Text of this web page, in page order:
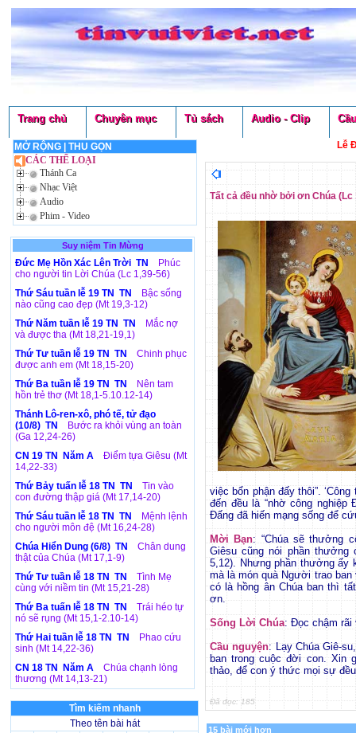
Trang chủ Chuyên mục Tủ sách Audio - Clip
MỞ RỘNG| THU GỌN
CÁC THỂ LOẠI
Thánh Ca
Nhạc Việt
Audio
Phim - Video
Suy niệm Tin Mừng
Đức Mẹ Hồn Xác Lên Trời TN
Phúc
cho người tin Lời Chúa (Lc 1,39-56)
Thứ Sáu tuần lễ 19 TN TN
Bậc sống
nào cũng cao đẹp (Mt 19,3-12)
Thứ Năm tuần lễ 19 TN TN
Mắc nợ
và được tha (Mt 18,21-19,1)
Thứ Tư tuần lễ 19 TN TN
Chinh phục
được anh em (Mt 18,15-20)
Thứ Ba tuần lễ 19 TN TN
Nên tam
hồn trẻ thơ (Mt 18,1-5.10.12-14)
Thánh Lô-ren-xô, phó tế, tử đạo
(10/8) TN
Bước ra khỏi vùng an toàn
(Ga 12,24-26)
CN 19 TN Năm A
Điểm tựa Giêsu (Mt
14,22-33)
Thứ Bảy tuấn lễ 18 TN TN
Tin vào
con đường thập giá (Mt 17,14-20)
Thứ Sáu tuần lễ 18 TN TN
Mệnh lệnh
cho người môn đệ (Mt 16,24-28)
Chúa Hiển Dung (6/8) TN
Chân dung
thật của Chúa (Mt 17,1-9)
Thứ Tư tuần lễ 18 TN TN
Tình Mẹ
cùng với niềm tin (Mt 15,21-28)
Thứ Ba tuấn lễ 18 TN TN
Trái héo tự
nó sẽ rụng (Mt 15,1-2.10-14)
Thứ Hai tuần lễ 18 TN TN
Phao cứu
sinh (Mt 14,22-36)
CN 18 TN Năm A
Chúa chạnh lòng
thương (Mt 14,13-21)
Tìm kiếm nhanh
Theo tên bài hát
Lễ
Tất cả đều nhờ bởi ơn Chúa (Lc
việc bổn phận đấy thôi”.
đến đều là “nhờ công nghiệp
Đấng đã hiến mạng sống để
Mời Bạn: “Chúa sẽ thưởng
Giêsu cũng nói phần
5,12). Nhưng phần thưởng ấy
mà là món quà Người trao
có là hồng ân Chúa ban thì
ơn.
Sống Lời Chúa: Đọc chậm rãi
Cầu nguyện: Lạy Chúa Giê-
ban trong cuộc đời con. Xin
thảo, để con ý thức mọi sự
Đã đọc: 185
15 bài mới hơn